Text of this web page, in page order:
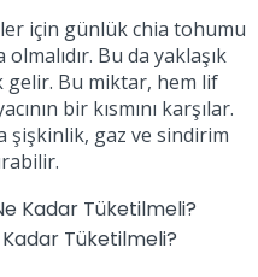
için günlük chia tohumu
Bu da yaklaşık
gelir. Bu miktar, hem lif
bir kısmını karşılar.
şişkinlik, gaz ve sindirim
Tüketilmeli?